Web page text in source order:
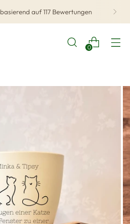
basierend auf 117 Bewertungen
0